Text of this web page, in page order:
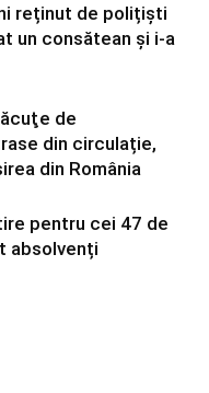
reținut de polițiști
un consătean și i-a
de
din circulație,
din România
pentru cei 47 de
absolvenți